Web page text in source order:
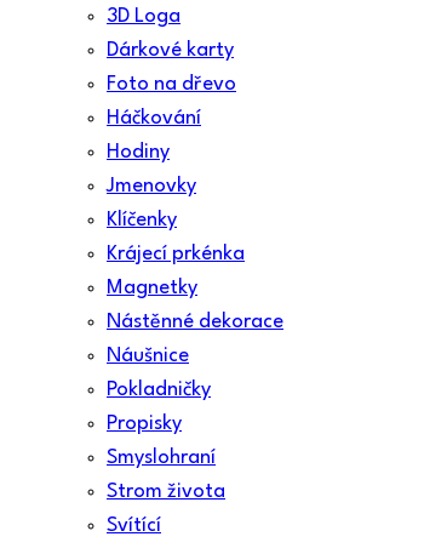
3D Loga
Dárkové karty
Foto na dřevo
Háčkování
Hodiny
Jmenovky
Klíčenky
Krájecí prkénka
Magnetky
Nástěnné dekorace
Náušnice
Pokladničky
Propisky
Smyslohraní
Strom života
Svítící